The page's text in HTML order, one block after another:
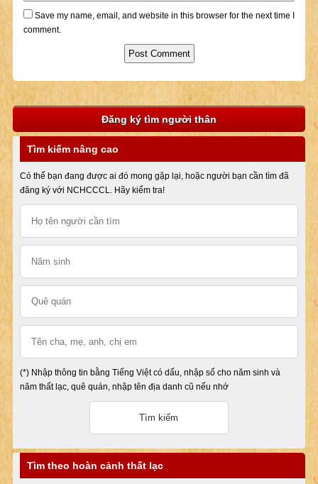
Save my name, email, and website in this browser for the next time I
comment.
Đăng ký tìm người thân
Tìm kiếm nâng cao
Có thể bạn đang được ai đó mong gặp lại, hoặc người bạn cần tìm đã
đăng ký với NCHCCCL. Hãy kiểm tra!
(*) Nhập thông tin bằng Tiếng Việt có dấu, nhập số cho năm sinh và
năm thất lạc, quê quán, nhập tên địa danh cũ nếu nhớ
Tìm theo hoàn cảnh thất lạc